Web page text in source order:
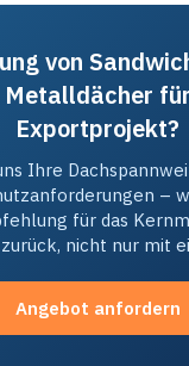
von
Exportprojekt?
Ihre
–
für das
nicht nur mit
Angebot anfordern